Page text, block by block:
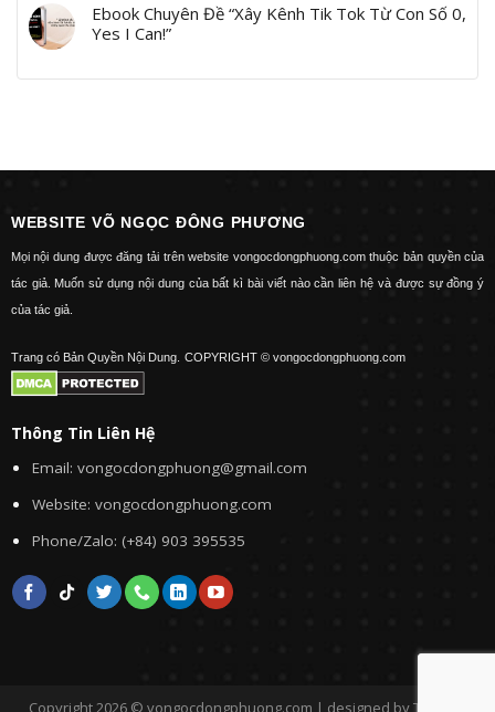
Ebook Chuyên Đề “Xây Kênh Tik Tok Từ Con Số 0,
Yes I Can!”
WEBSITE VÕ NGỌC ĐÔNG PHƯƠNG
Mọi nội dung được đăng tải trên website vongocdongphuong.com thuộc bản quyền của
tác giả. Muốn sử dụng nội dung của bất kì bài viết nào cần liên hệ và được sự đồng ý
của tác giả.
Trang có Bản Quyền Nội Dung. COPYRIGHT © vongocdongphuong.com
Thông Tin Liên Hệ
Email: vongocdongphuong@gmail.com
Website: vongocdongphuong.com
Phone/Zalo: (+84) 903 395535
Copyright 2026 © vongocdongphuong.com | designed by Tini&Me